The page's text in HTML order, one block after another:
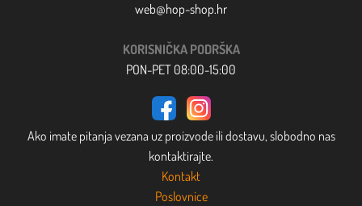
web@hop-shop.hr
KORISNIČKA PODRŠKA
PON-PET 08:00-15:00
Ako imate pitanja vezana uz proizvode ili dostavu, slobodno nas
kontaktirajte.
Kontakt
Poslovnice